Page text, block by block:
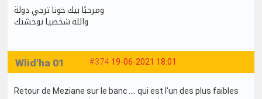
ومرحبًا بيك خونا ترجي دولة
والله شخصيا توحشتك
#374 19-06-2021 18:01
Wlid'ha 01
Retour de Meziane sur le banc .... qui est l'un des plus faibles